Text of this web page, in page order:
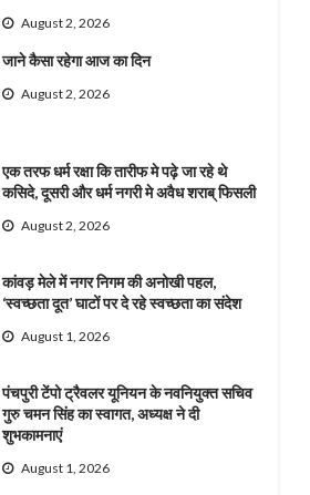
August 2, 2026
जाने कैसा रहेगा आज का दिन
August 2, 2026
एक तरफ धर्म रक्षा कि तारीफ मे पढ़े जा रहे थे
कसिदे, दूसरी और धर्म नगरी मे अवैध शराब् फिसली
August 2, 2026
कांवड़ मेले में नगर निगम की अनोखी पहल,
‘स्वच्छता दूत’ घाटों पर दे रहे स्वच्छता का संदेश
August 1, 2026
पंचपुरी टेंपो ट्रैवलर यूनियन के नवनियुक्त सचिव
गुरु चमन सिंह का स्वागत, अध्यक्ष ने दी
शुभकामनाएं
August 1, 2026